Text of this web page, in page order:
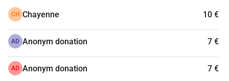
Vill du också packa med din Circle? Anmäl dig via vår
webbplats och starta din egen sponsorsida:
https://nsr.ladiescircle.nl/
CH Chayenne 10 €
AD Anonym donation 7 €
AD Anonym donation 7 €